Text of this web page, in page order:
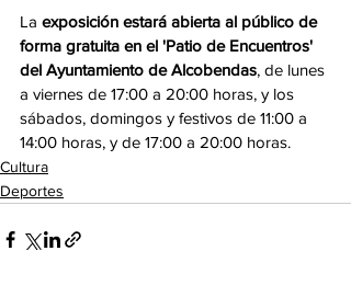
La exposición estará abierta al público de
forma gratuita en el 'Patio de Encuentros'
del Ayuntamiento de Alcobendas, de lunes
a viernes de 17:00 a 20:00 horas, y los
sábados, domingos y festivos de 11:00 a
14:00 horas, y de 17:00 a 20:00 horas.
Cultura
Deportes